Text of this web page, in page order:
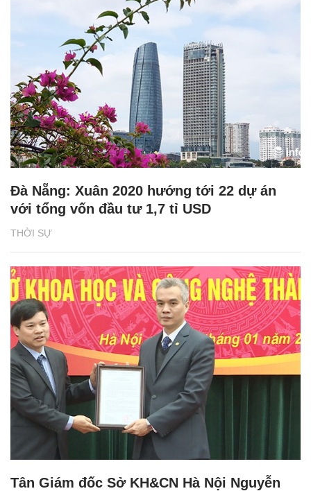
THỜI SỰ
Đà Nẵng: Xuân 2020 hướng tới 22 dự án
với tổng vốn đầu tư 1,7 tỉ USD
Tân Giám đốc Sở KH&CN Hà Nội Nguyễn